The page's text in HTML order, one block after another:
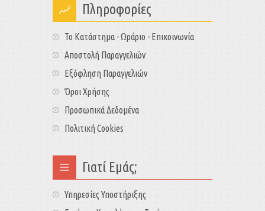
Πληροφορίες
Το Κατάστημα - Ωράριο - Επικοινωνία
Αποστολή Παραγγελιών
Εξόφληση Παραγγελιών
Όροι Χρήσης
Προσωπικά Δεδομένα
Πολιτική Cookies
Γιατί Εμάς;
Υπηρεσίες Υποστήριξης